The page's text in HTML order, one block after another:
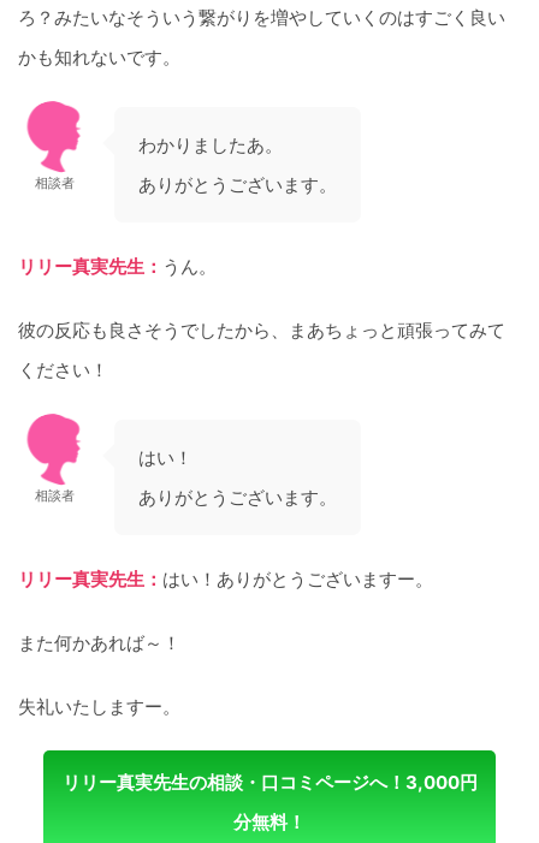
ろ？みたいなそういう繋がりを増やしていくのはすごく良い
かも知れないです。
相談者
わかりましたあ。
ありがとうございます。
リリー真実先生： うん。
彼の反応も良さそうでしたから、まあちょっと頑張ってみて
ください！
相談者
はい！
ありがとうございます。
リリー真実先生： はい！ありがとうございますー。
また何かあれば～！
失礼いたしますー。
リリー真実先生の相談・口コミページへ！3,000円
分無料！